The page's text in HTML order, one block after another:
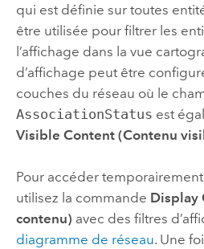
qui est définie sur toutes
être utilisée pour filtrer les
l’affichage dans la vue
d’affichage peut être
couches du réseau où le
AssociationStatus est
Visible Content (Contenu
Pour accéder
utilisez la commande Display
contenu) avec des filtres
diagramme de réseau. Une